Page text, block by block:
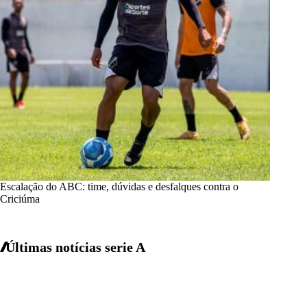
Escalação do ABC: time, dúvidas e desfalques contra o
Criciúma
Últimas notícias serie A